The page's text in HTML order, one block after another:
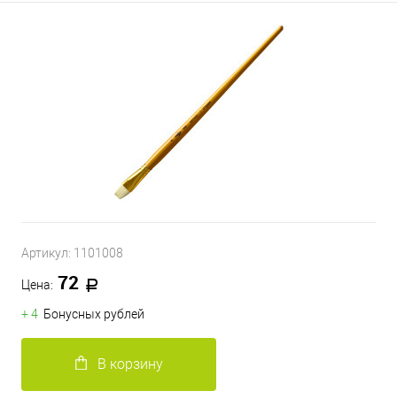
Артикул: 1101008
Цена: 72
+ 4 Бонусных рублей
В корзину